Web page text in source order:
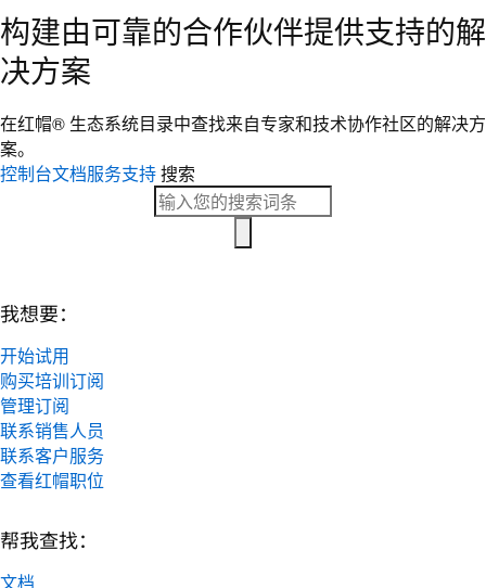
构建由可靠的合作伙伴提供支持的解
决方案
在红帽® 生态系统目录中查找来自专家和技术协作社区的解决方
案。
控制台文档服务支持搜索
我想要：
开始试用
购买培训订阅
管理订阅
联系销售人员
联系客户服务
查看红帽职位
帮我查找：
文档